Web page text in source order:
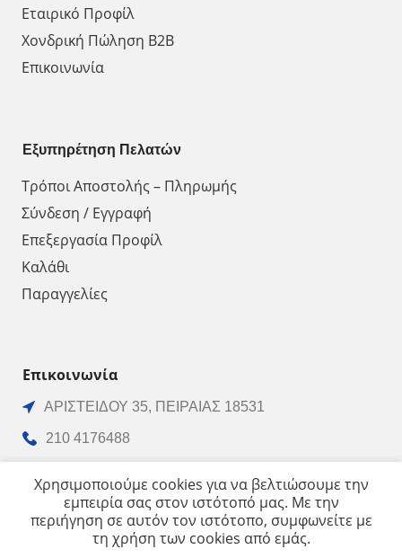
Εταιρικό Προφίλ
Χονδρική Πώληση Β2Β
Επικοινωνία
Εξυπηρέτηση Πελατών
Τρόποι Αποστολής – Πληρωμής
Σύνδεση / Εγγραφή
Επεξεργασία Προφίλ
Καλάθι
Παραγγελίες
Επικοινωνία
ΑΡΙΣΤΕΙΔΟΥ 35, ΠΕΙΡΑΙΑΣ 18531
210 4176488
210 4170068
info@vrachnos.gr
Χρησιμοποιούμε cookies για να βελτιώσουμε την
εμπειρία σας στον ιστότοπό μας. Με την
περιήγηση σε αυτόν τον ιστότοπο, συμφωνείτε με
τη χρήση των cookies από εμάς.